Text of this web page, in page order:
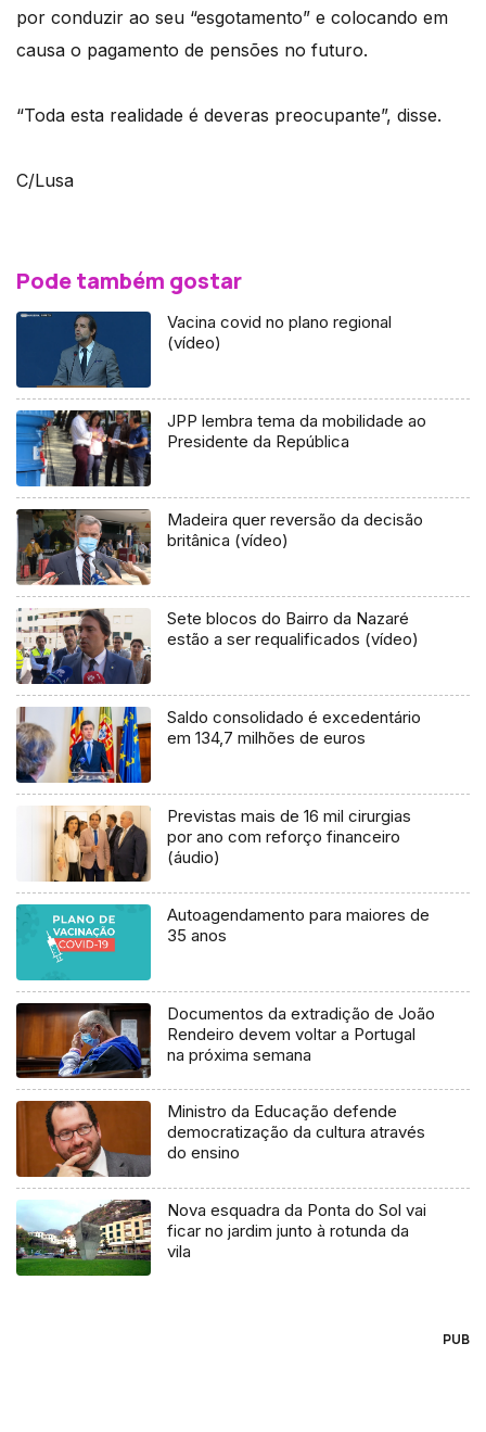
por conduzir ao seu “esgotamento” e colocando em
causa o pagamento de pensões no futuro.
“Toda esta realidade é deveras preocupante”, disse.
C/Lusa
Pode também gostar
Vacina covid no plano regional
(vídeo)
JPP lembra tema da mobilidade ao
Presidente da República
Madeira quer reversão da decisão
britânica (vídeo)
Sete blocos do Bairro da Nazaré
estão a ser requalificados (vídeo)
Saldo consolidado é excedentário
em 134,7 milhões de euros
Previstas mais de 16 mil cirurgias
por ano com reforço financeiro
(áudio)
Autoagendamento para maiores de
35 anos
Documentos da extradição de João
Rendeiro devem voltar a Portugal
na próxima semana
Ministro da Educação defende
democratização da cultura através
do ensino
Nova esquadra da Ponta do Sol vai
ficar no jardim junto à rotunda da
vila
PUB